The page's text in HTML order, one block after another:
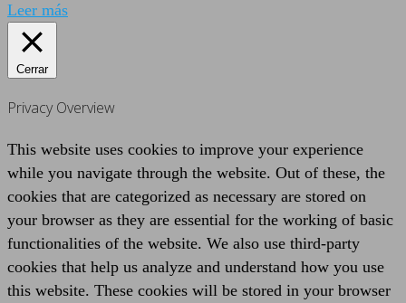
Leer más
Cerrar
Privacy Overview
This website uses cookies to improve your experience
while you navigate through the website. Out of these, the
cookies that are categorized as necessary are stored on
your browser as they are essential for the working of basic
functionalities of the website. We also use third-party
cookies that help us analyze and understand how you use
this website. These cookies will be stored in your browser